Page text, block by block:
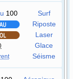
100
Surf
Riposte
Laser
Glace
Séisme